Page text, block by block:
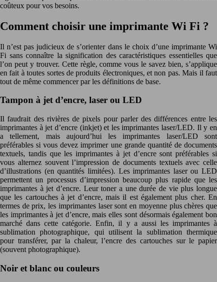
coûteux pour vos besoins.
Comment choisir une imprimante Wi Fi ?
Il n’est pas judicieux de s’orienter dans le choix d’une imprimante Wi
Fi sans connaître la signification des caractéristiques essentielles que
l’on peut y trouver. Cette règle, comme vous le savez bien, s’applique
en fait à toutes sortes de produits électroniques, et non pas. Mais il faut
tout de même commencer par les définitions de base.
Tampon à jet d’encre, laser ou LED
Il faudrait des rivières de pixels pour parler des différences entre les
imprimantes à jet d’encre (inkjet) et les imprimantes laser/LED. Il y en
a tellement, mais aujourd’hui les imprimantes laser/LED sont
préférables si vous devez imprimer une grande quantité de documents
textuels, tandis que les imprimantes à jet d’encre sont préférables si
vous alternez souvent l’impression de documents textuels avec celle
d’illustrations (en quantités limitées). Les imprimantes laser ou LED
permettent un processus d’impression beaucoup plus rapide que les
imprimantes à jet d’encre. Leur toner a une durée de vie plus longue
que les cartouches à jet d’encre, mais il est également plus cher. En
termes de prix, les imprimantes laser sont en moyenne plus chères que
les imprimantes à jet d’encre, mais elles sont désormais également bon
marché dans cette catégorie. Enfin, il y a aussi les imprimantes à
sublimation photographique, qui utilisent la sublimation thermique
pour transférer, par la chaleur, l’encre des cartouches sur le papier
(souvent photographique).
Noir et blanc ou couleurs